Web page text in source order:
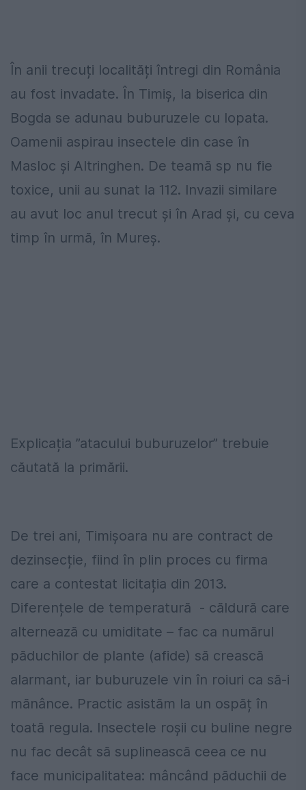
În anii trecuți localități întregi din România
au fost invadate. În Timiș, la biserica din
Bogda se adunau buburuzele cu lopata.
Oamenii aspirau insectele din case în
Masloc și Altringhen. De teamă sp nu fie
toxice, unii au sunat la 112. Invazii similare
au avut loc anul trecut și în Arad și, cu ceva
timp în urmă, în Mureș.
Explicația ”atacului buburuzelor” trebuie
căutată la primării.
De trei ani, Timișoara nu are contract de
dezinsecție, fiind în plin proces cu firma
care a contestat licitația din 2013.
Diferențele de temperatură - căldură care
alternează cu umiditate – fac ca numărul
păduchilor de plante (afide) să crească
alarmant, iar buburuzele vin în roiuri ca să-i
mănânce. Practic asistăm la un ospăț în
toată regula. Insectele roșii cu buline negre
nu fac decât să suplinească ceea ce nu
face municipalitatea: mâncând păduchii de